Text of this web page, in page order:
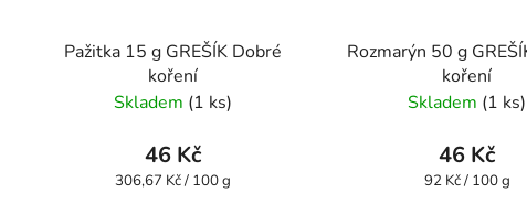
Pažitka 15 g GREŠÍK Dobré
koření
Skladem (1 ks)
46 Kč
Měrná
306,67 Kč / 100 g
Rozmarýn 50 g
koření
Skladem (1 ks)
46 Kč
Měrná
92 Kč / 100 g